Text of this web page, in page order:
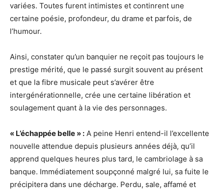
variées. Toutes furent intimistes et continrent une
certaine poésie, profondeur, du drame et parfois, de
l’humour.
Ainsi, constater qu’un banquier ne reçoit pas toujours le
prestige mérité, que le passé surgit souvent au présent
et que la fibre musicale peut s’avérer être
intergénérationnelle, crée une certaine libération et
soulagement quant à la vie des personnages.
« L’échappée belle » : A peine Henri entend-il l’excellente
nouvelle attendue depuis plusieurs années déjà, qu’il
apprend quelques heures plus tard, le cambriolage à sa
banque. Immédiatement soupçonné malgré lui, sa fuite le
précipitera dans une décharge. Perdu, sale, affamé et